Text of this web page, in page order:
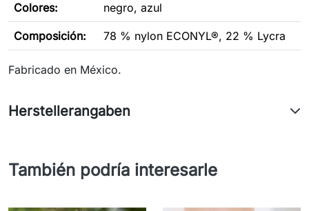
Colores: negro, azul
Composición: 78 % nylon ECONYL®, 22 % Lycra
Fabricado en México.
Herstellerangaben
También podría interesarle